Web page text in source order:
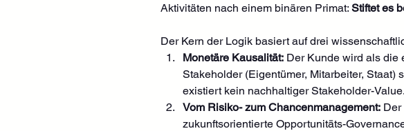
Aktivitäten nach einem binären Primat: Stiftet es
Der Kern der Logik basiert auf drei
Monetäre Kausalität: Der Kunde wird als die
Stakeholder (Eigentümer, Mitarbeiter,
existiert kein nachhaltiger Stakeholder-Value.
Vom Risiko- zum Chancenmanagement:
zukunftsorientierte Opportunitäts-